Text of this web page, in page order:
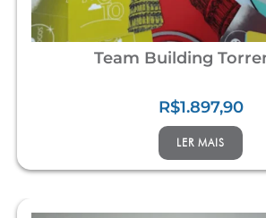
Team Building
R$1.897,90
LER MAIS